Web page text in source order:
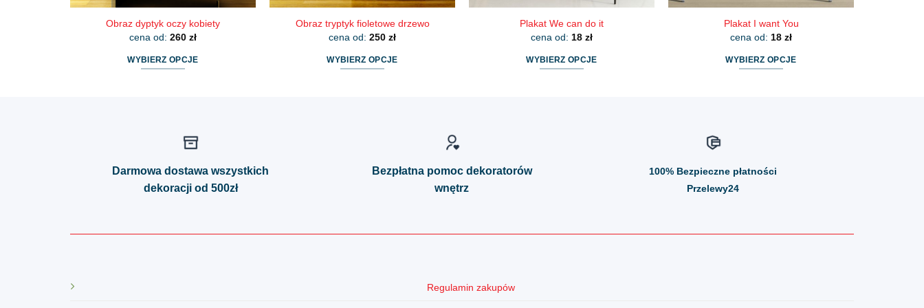
Obraz dyptyk oczy kobiety
cena od: 260 zł
WYBIERZ OPCJE
wariantów.
można
wybrać
produktu
Obraz tryptyk fioletowe drzewo
cena od: 250 zł
WYBIERZ OPCJE
można
produktu
Plakat We can do it
cena od: 18 zł
WYBIERZ OPCJE
produktu
Plakat I want You
cena od: 18 zł
WYBIERZ OPCJE
można
produktu
Darmowa dostawa wszystkich
dekoracji od 500zł
Bezpłatna pomoc dekoratorów
wnętrz
100% Bezpieczne płatności
Przelewy24
Regulamin zakupów